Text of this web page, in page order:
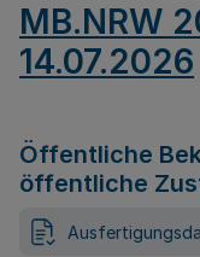
MB.NRW
14.07.2026
Öffentliche
öffentliche